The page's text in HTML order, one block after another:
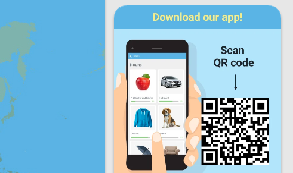
Postęp
Pn. Śr. Cz.
Sb. Nd.
Dzienne postępy
Miesięczne postępy